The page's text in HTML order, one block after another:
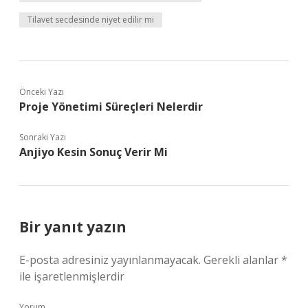
Tilavet secdesinde niyet edilir mi
Önceki Yazı
Proje Yönetimi Süreçleri Nelerdir
Sonraki Yazı
Anjiyo Kesin Sonuç Verir Mi
Bir yanıt yazın
E-posta adresiniz yayınlanmayacak. Gerekli alanlar*
ile işaretlenmişlerdir